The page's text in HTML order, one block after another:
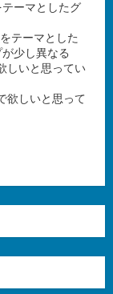
テーマとしたグ
テーマとした
少し異なる
しいと思ってい
欲しいと思って